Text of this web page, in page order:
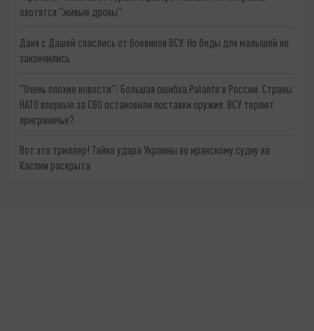
охотятся "живые дроны"
Даня с Дашей спаслись от боевиков ВСУ. Но беды для малышей не
закончились
"Очень плохие новости": Большая ошибка Palantir в России. Страны
НАТО впервые за СВО остановили поставки оружия. ВСУ теряют
приграничье?
Вот это триллер! Тайна удара Украины по иранскому судну на
Каспии раскрыта